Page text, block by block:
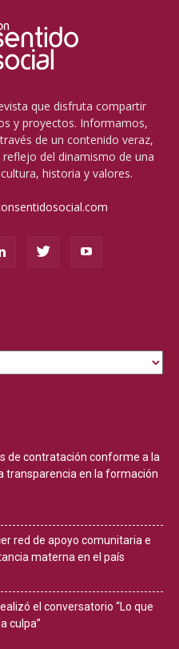
que disfruta compartir
y proyectos. Informamos,
de un contenido veraz,
del dinamismo de una
historia y valores.
de contratación conforme a la
transparencia en la formación
red de apoyo comunitaria e
materna en el país
el conversatorio “Lo que
culpa”